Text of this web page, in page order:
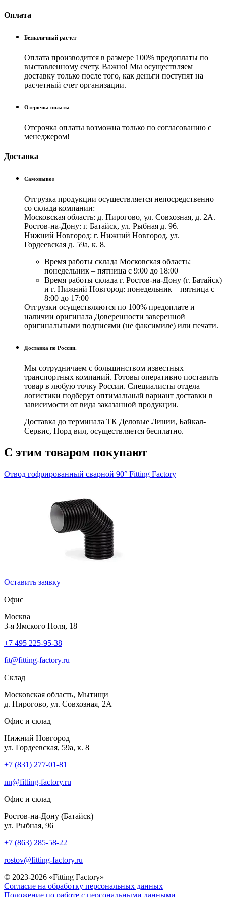
Оплата
Безналичный расчет
Оплата производится в размере 100% предоплаты по
выставленному счету. Важно! Мы осуществляем
доставку только после того, как деньги поступят на
расчетный счет организации.
Отсрочка оплаты
Отсрочка оплаты возможна только по согласованию с
менеджером!
Доставка
Самовывоз
Отгрузка продукции осуществляется непосредственно
со склада компании:
Московская область: д. Пирогово, ул. Совхозная, д. 2А.
Ростов-на-Дону: г. Батайск, ул. Рыбная д. 96.
Нижний Новгород: г. Нижний Новгород, ул.
Гордеевская д. 59а, к. 8.
Время работы склада Московская область:
понедельник – пятница с 9:00 до 18:00
Время работы склада г. Ростов-на-Дону (г. Батайск)
и г. Нижний Новгород: понедельник – пятница с
8:00 до 17:00
Отгрузки осуществляются по 100% предоплате и
наличии оригинала Доверенности заверенной
оригинальными подписями (не факсимиле) или печати.
Доставка по России.
Мы сотрудничаем с большинством известных
транспортных компаний. Готовы оперативно поставить
товар в любую точку России. Специалисты отдела
логистики подберут оптимальный вариант доставки в
зависимости от вида заказанной продукции.
Доставка до терминала ТК Деловые Линии, Байкал-
Сервис, Норд вил, осуществляется бесплатно.
С этим товаром покупают
Отвод гофрированный сварной 90° Fitting Factory
Оставить заявку
Офис
Москва
3-я Ямского Поля, 18
+7 495 225-95-38
fit@fitting-factory.ru
Склад
Московская область, Мытищи
д. Пирогово, ул. Совхозная, 2А
Офис и склад
Нижний Новгород
ул. Гордеевская, 59а, к. 8
+7 (831) 277-01-81
nn@fitting-factory.ru
Офис и склад
Ростов-на-Дону (Батайск)
ул. Рыбная, 96
+7 (863) 285-58-22
rostov@fitting-factory.ru
© 2023-2026 «Fitting Factory»
Согласие на обработку персональных данных
Положение по работе с персональными данными